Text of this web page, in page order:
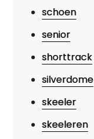
schoen
senior
shorttrack
silverdome
skeeler
skeeleren